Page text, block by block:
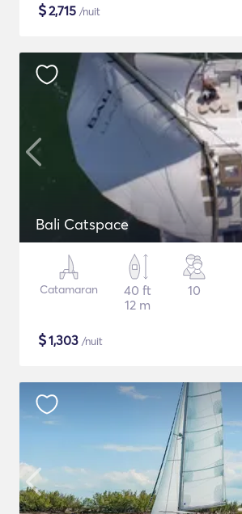
$2,715 /nuit
Bali Catspace
Catamaran
40 ft
12 m
10
$1,303 /nuit